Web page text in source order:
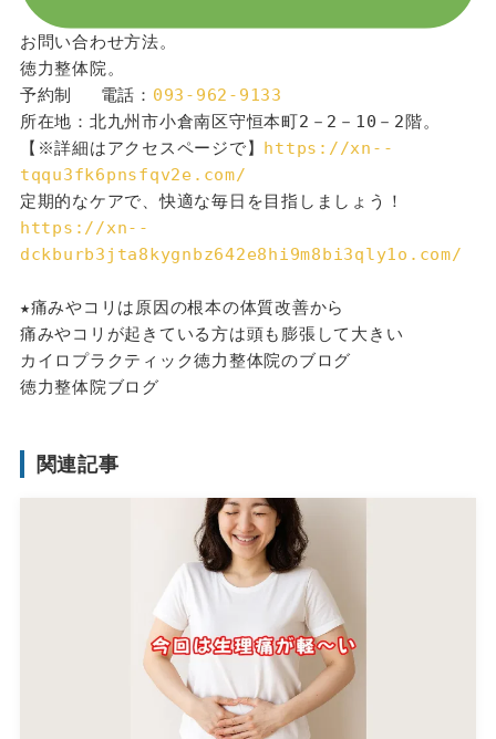
お問い合わせ方法。
徳力整体院。
予約制 　電話： 093-962-9133
所在地：北九州市小倉南区守恒本町2－2－10－2階。
【※詳細はアクセスページで】 https://xn--
tqqu3fk6pnsfqv2e.com/
定期的なケアで、快適な毎日を目指しましょう！
https://xn--
dckburb3jta8kygnbz642e8hi9m8bi3qly1o.com/
★痛みやコリは原因の根本の体質改善から
痛みやコリが起きている方は頭も膨張して大きい
カイロプラクティック徳力整体院のブログ
徳力整体院ブログ
関連記事